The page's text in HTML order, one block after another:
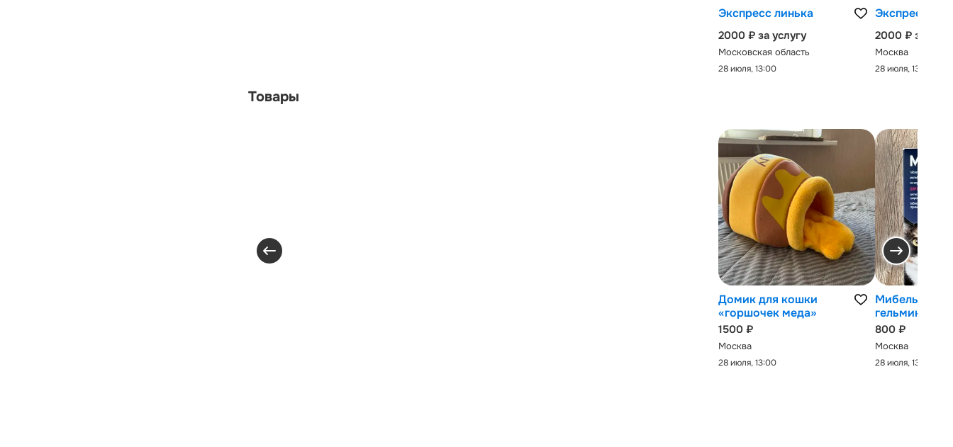
Экспресс линька
2000 ₽ за услугу
Московская область
28 июля, 13:00
Экспресс-
2000 ₽ за
Москва
28 июля, 13:00
Товары
Домик для кошки
«горшочек меда»
1500 ₽
Москва
28 июля, 13:00
Мибельмакс
гельминтов
800 ₽
Москва
28 июля, 13:00